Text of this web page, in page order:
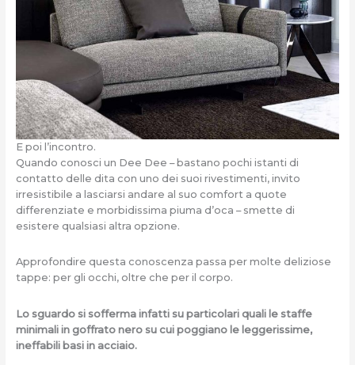
E poi l’incontro.
Quando conosci un Dee Dee – bastano pochi istanti di
contatto delle dita con uno dei suoi rivestimenti, invito
irresistibile a lasciarsi andare al suo comfort a quote
differenziate e morbidissima piuma d’oca – smette di
esistere qualsiasi altra opzione.
Approfondire questa conoscenza passa per molte deliziose
tappe: per gli occhi, oltre che per il corpo.
Lo sguardo si sofferma infatti su particolari quali le staffe
minimali in goffrato nero su cui poggiano le leggerissime,
ineffabili basi in acciaio.